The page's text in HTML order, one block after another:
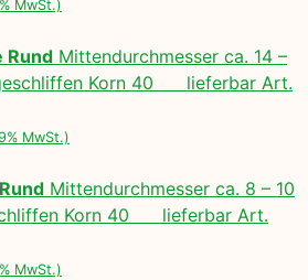
MwSt.)
Rund Mittendurchmesser ca. 14 –
Korn 40 lieferbar Art.
MwSt.)
Mittendurchmesser ca. 8 – 10
Korn 40 lieferbar Art.
MwSt.)